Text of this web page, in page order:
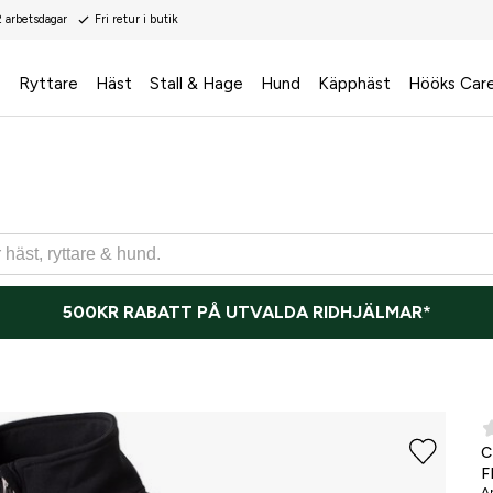
Fri retur i butik
Ryttare Häst Stall & Hage Hund Käpphäst Hööks
500KR RABATT PÅ UTVALDA RIDHJÄLMAR*